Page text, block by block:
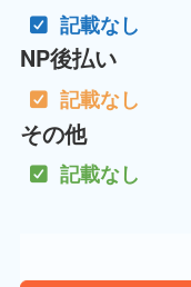
記載なし
NP後払い
記載なし
その他
記載なし